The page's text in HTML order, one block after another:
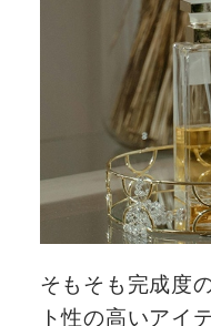
そもそも完成度
ト性の高いアイ